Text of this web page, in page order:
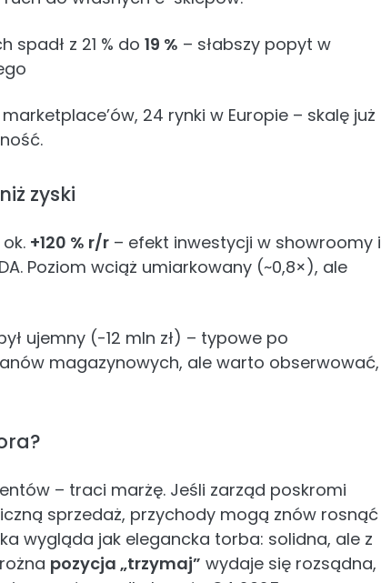
spadł z 21 % do 19 % – słabszy popyt w
24 rynki w Europie – skalę już
zyski
+120 % r/r – efekt inwestycji w showroomy i
Poziom wciąż umiarkowany (~0,8×), ale
ujemny (-12 mln zł) – typowe po
magazynowych, ale warto obserwować,
– traci marżę. Jeśli zarząd poskromi
sprzedaż, przychody mogą znów rosnąć
wygląda jak elegancka torba: solidna, ale z
pozycja „trzymaj” wydaje się rozsądna,